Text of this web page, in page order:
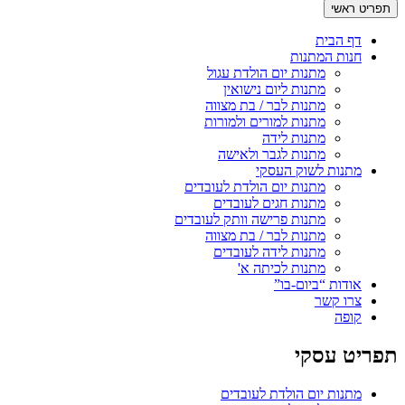
תפריט ראשי
דף הבית
חנות המתנות
מתנות יום הולדת עגול
מתנות ליום נישואין
מתנות לבר / בת מצווה
מתנות למורים ולמורות
מתנות לידה
מתנות לגבר ולאישה
מתנות לשוק העסקי
מתנות יום הולדת לעובדים
מתנות חגים לעובדים
מתנות פרישה וותק לעובדים
מתנות לבר / בת מצווה
מתנות לידה לעובדים
מתנות לכיתה א'
אודות “ביום-בו”
צרו קשר
קופה
תפריט עסקי
מתנות יום הולדת לעובדים